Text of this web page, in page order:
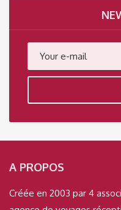
A PROPOS
Créée en 2003 par 4